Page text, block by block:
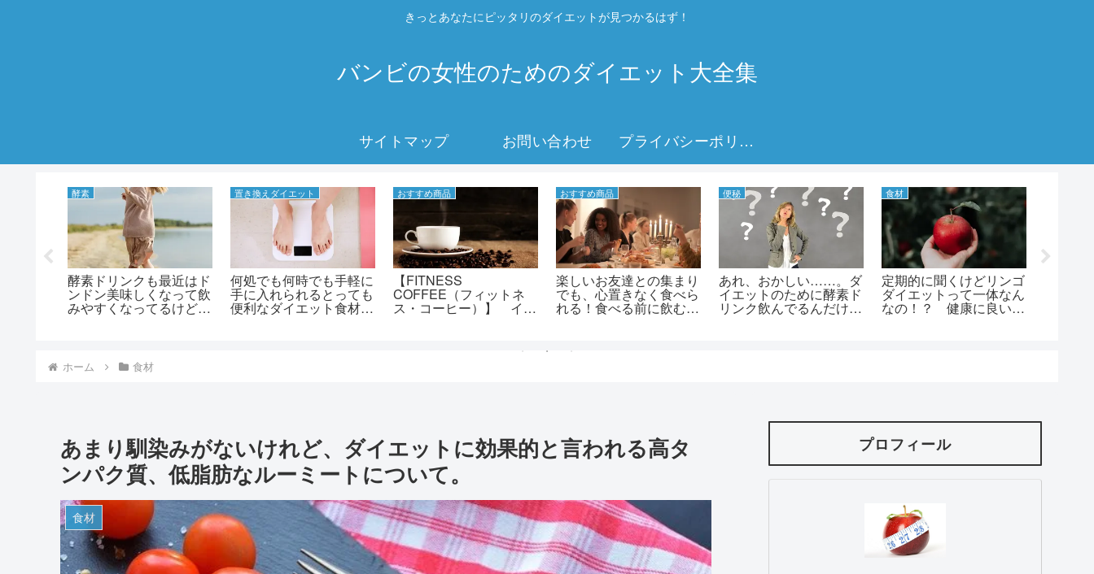
きっとあなたにピッタリのダイエットが見つかるはず！
バンビの女性のためのダイエット大全集
サイトマップ お問い合わせ プライバシーポリシー
酵素
酵素ドリンクも最近はド
ンドン美味しくなって飲
みやすくなってるけど、
クによって得られる効果
って、何？？？
置き換えダイエット
何処でも何時でも手軽に
手に入れられるとっても
便利なダイエット食材、
おすすめ商品
【FITNESS
COFFEE（フィットネ
ス・コーヒー）】 イタ
をはじめとする16種の
おすすめ商品
楽しいお友達との集まり
でも、心置きなく食べら
れる！食べる前に飲むだ
「糖脂リミット」！
便秘
あれ、おかしい……。ダ
イエットのために酵素ド
リンク飲んでるんだけ
食材
定期的に聞くけどリンゴ
ダイエットって一体なん
なの！？ 健康に良いと
ホーム 食材
あまり馴染みがないけれど、ダイエットに効果的と言われる高タ
ンパク質、低脂肪なルーミートについて。
食材
プロフィール